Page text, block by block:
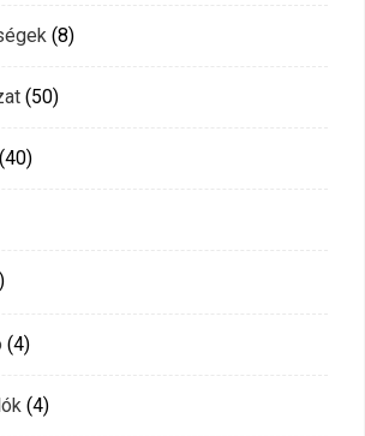
(8)
(50)
(40)
(4)
(4)